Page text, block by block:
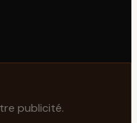
publicité.